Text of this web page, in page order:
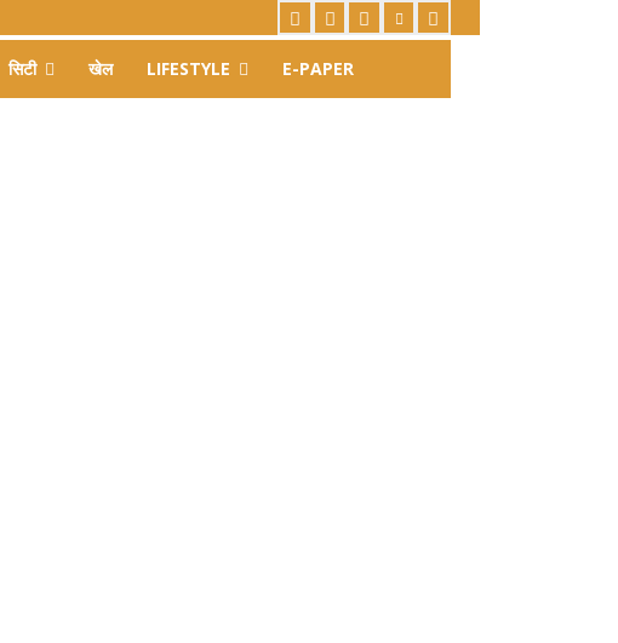
सिटी खेल LIFESTYLE E-PAPER